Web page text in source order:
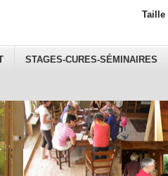
STAGES-CURES-SÉMINAIRES
Taille